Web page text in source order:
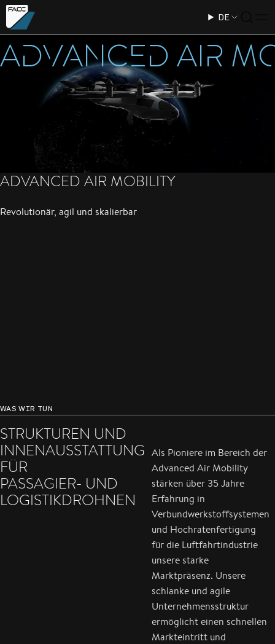
DE
Advanced Air
ADVANCED AIR MOBILITY
Revolutionär, agil und skalierbar
WAS WIR TUN
STRUKTUREN UND
INNENAUSSTATTUNG
FÜR
PASSAGIER- UND
LOGISTIKDROHNEN
Als Pioniere im Bereich der
Advanced Air Mobility
stärken über 35 Jahre
Erfahrung in
Verbundwerkstoffsystemen
und Hochratenfertigung
für die Luftfahrtindustrie
unsere starke
Marktpräsenz. Unsere
schlanke und agile
Unternehmensstruktur
ermöglicht einen schnellen
Markteintritt und